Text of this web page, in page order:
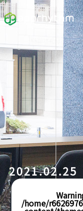
2021.02.25
/home/